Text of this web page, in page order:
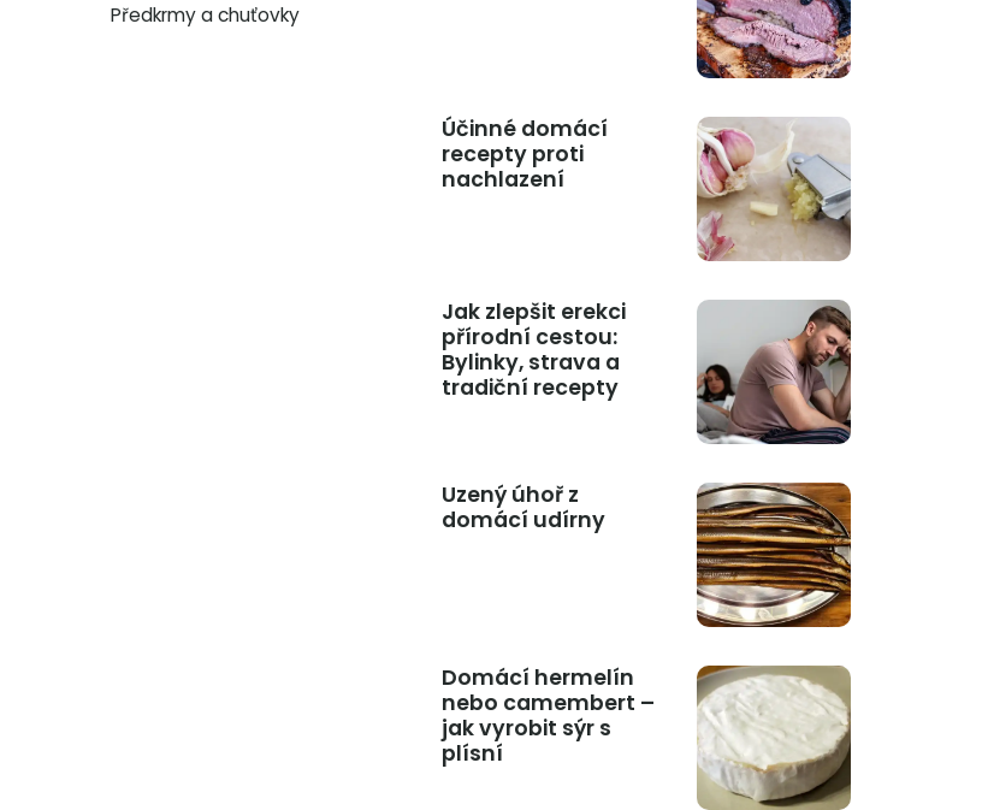
Předkrmy a chuťovky
Účinné domácí
recepty proti
nachlazení
Jak zlepšit erekci
přírodní cestou:
Bylinky, strava a
tradiční recepty
Uzený úhoř z
domácí udírny
Domácí hermelín
nebo camembert –
jak vyrobit sýr s
plísní